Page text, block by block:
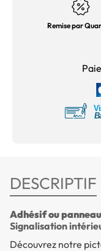
Remise par
DESCRIPTIF
Adhésif ou
Signalisation
Découvrez notre